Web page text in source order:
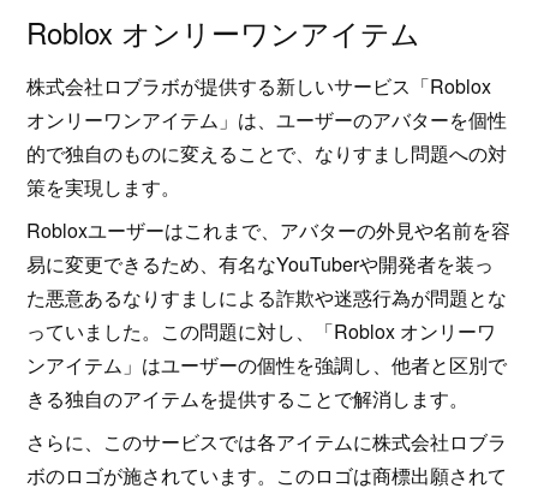
Roblox オンリーワンアイテム
株式会社ロブラボが提供する新しいサービス「Roblox
オンリーワンアイテム」は、ユーザーのアバターを個性
的で独自のものに変えることで、なりすまし問題への対
策を実現します。
Robloxユーザーはこれまで、アバターの外見や名前を容
易に変更できるため、有名なYouTuberや開発者を装っ
た悪意あるなりすましによる詐欺や迷惑行為が問題とな
っていました。この問題に対し、「Roblox オンリーワ
ンアイテム」はユーザーの個性を強調し、他者と区別で
きる独自のアイテムを提供することで解消します。
さらに、このサービスでは各アイテムに株式会社ロブラ
ボのロゴが施されています。このロゴは商標出願されて